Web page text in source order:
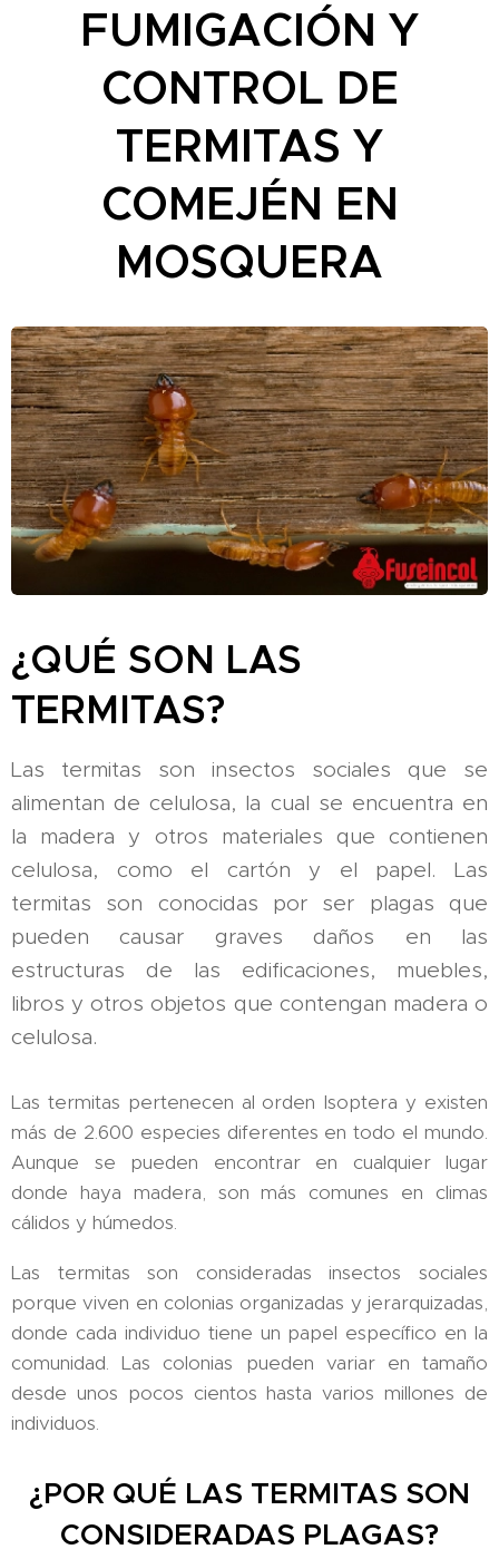
FUMIGACIÓN Y
CONTROL DE
TERMITAS Y
COMEJÉN EN
MOSQUERA
¿QUÉ SON LAS
TERMITAS?
Las termitas son insectos sociales que se
alimentan de celulosa, la cual se encuentra en
la madera y otros materiales que contienen
celulosa, como el cartón y el papel. Las
termitas son conocidas por ser plagas que
pueden causar graves daños en las
estructuras de las edificaciones, muebles,
libros y otros objetos que contengan madera o
celulosa.
Las termitas pertenecen al orden Isoptera y existen
más de 2.600 especies diferentes en todo el mundo.
Aunque se pueden encontrar en cualquier lugar
donde haya madera, son más comunes en climas
cálidos y húmedos.
Las termitas son consideradas insectos sociales
porque viven en colonias organizadas y jerarquizadas,
donde cada individuo tiene un papel específico en la
comunidad. Las colonias pueden variar en tamaño
desde unos pocos cientos hasta varios millones de
individuos.
¿POR QUÉ LAS TERMITAS SON
CONSIDERADAS PLAGAS?